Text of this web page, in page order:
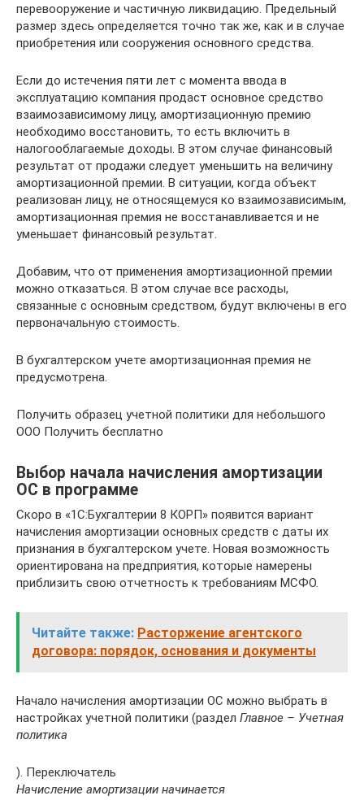
перевооружение и частичную ликвидацию. Предельный
размер здесь определяется точно так же, как и в случае
приобретения или сооружения основного средства.
Если до истечения пяти лет с момента ввода в
эксплуатацию компания продаст основное средство
взаимозависимому лицу, амортизационную премию
необходимо восстановить, то есть включить в
налогооблагаемые доходы. В этом случае финансовый
результат от продажи следует уменьшить на величину
амортизационной премии. В ситуации, когда объект
реализован лицу, не относящемуся ко взаимозависимым,
амортизационная премия не восстанавливается и не
уменьшает финансовый результат.
Добавим, что от применения амортизационной премии
можно отказаться. В этом случае все расходы,
связанные с основным средством, будут включены в его
первоначальную стоимость.
В бухгалтерском учете амортизационная премия не
предусмотрена.
Получить образец учетной политики для небольшого
ООО Получить бесплатно
Выбор начала начисления амортизации
ОС в программе
Скоро в «1С:Бухгалтерии 8 КОРП» появится вариант
начисления амортизации основных средств с даты их
признания в бухгалтерском учете. Новая возможность
ориентирована на предприятия, которые намерены
приблизить свою отчетность к требованиям МСФО.
Читайте также: Расторжение агентского
договора: порядок, основания и документы
Начало начисления амортизации ОС можно выбрать в
настройках учетной политики (раздел Главное – Учетная
политика
). Переключатель
Начисление амортизации начинается